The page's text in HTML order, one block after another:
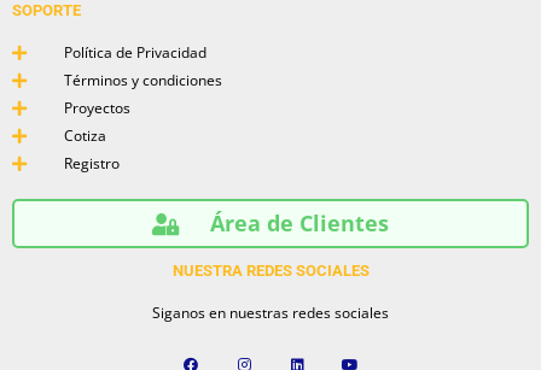
SOPORTE
Política de Privacidad
Términos y condiciones
Proyectos
Cotiza
Registro
Área de Clientes
NUESTRA REDES SOCIALES
Siganos en nuestras redes sociales